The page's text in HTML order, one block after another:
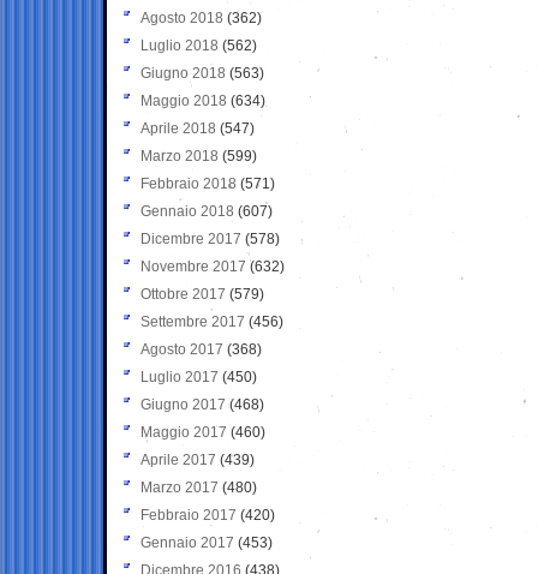
Agosto 2018 (362)
Luglio 2018 (562)
Giugno 2018 (563)
Maggio 2018 (634)
Aprile 2018 (547)
Marzo 2018 (599)
Febbraio 2018 (571)
Gennaio 2018 (607)
Dicembre 2017 (578)
Novembre 2017 (632)
Ottobre 2017 (579)
Settembre 2017 (456)
Agosto 2017 (368)
Luglio 2017 (450)
Giugno 2017 (468)
Maggio 2017 (460)
Aprile 2017 (439)
Marzo 2017 (480)
Febbraio 2017 (420)
Gennaio 2017 (453)
Dicembre 2016 (438)